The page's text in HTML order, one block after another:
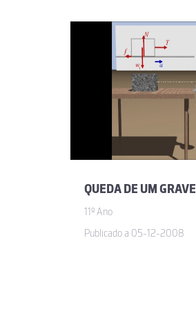
QUEDA DE UM GRAVE
11º Ano
Publicado a 05-12-2008